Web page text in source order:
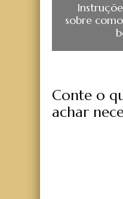
sobre
Conte o
achar